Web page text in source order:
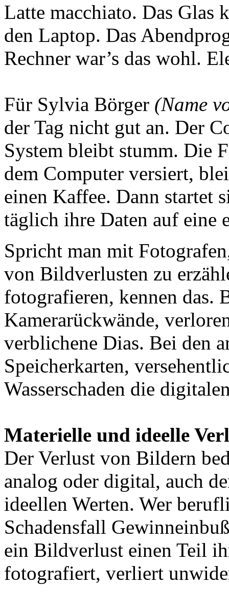
Latte macchiato. Das Glas
den Laptop. Das
Rechner war’s das wohl.
Für Sylvia Börger (Name
der Tag nicht gut an. Der
System bleibt stumm. Die
dem Computer versiert,
einen Kaffee. Dann startet
täglich ihre Daten auf eine
Spricht man mit
von Bildverlusten zu
fotografieren, kennen das.
Kamerarückwände,
verblichene Dias. Bei den
Speicherkarten,
Wasserschaden die
Materielle und ideelle
Der Verlust von Bildern
analog oder digital, auch
ideellen Werten. Wer
Schadensfall
ein Bildverlust einen Teil
fotografiert, verliert